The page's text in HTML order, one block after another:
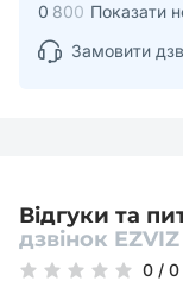
0 800 Показати
Замовити
Відгуки та
дзвінок EZVIZ
0 / 0